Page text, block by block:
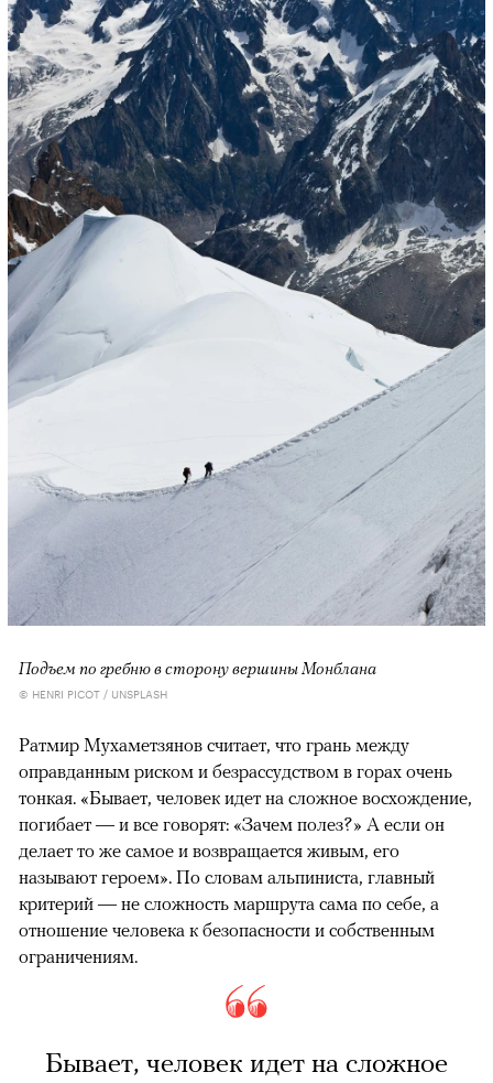
Подъем по гребню в сторону вершины Монблана
© HENRI PICOT / UNSPLASH
Ратмир Мухаметзянов считает, что грань между
оправданным риском и безрассудством в горах очень
тонкая. «Бывает, человек идет на сложное восхождение,
погибает — и все говорят: «Зачем полез?» А если он
делает то же самое и возвращается живым, его
называют героем». По словам альпиниста, главный
критерий — не сложность маршрута сама по себе, а
отношение человека к безопасности и собственным
ограничениям.
Бывает, человек идет на сложное